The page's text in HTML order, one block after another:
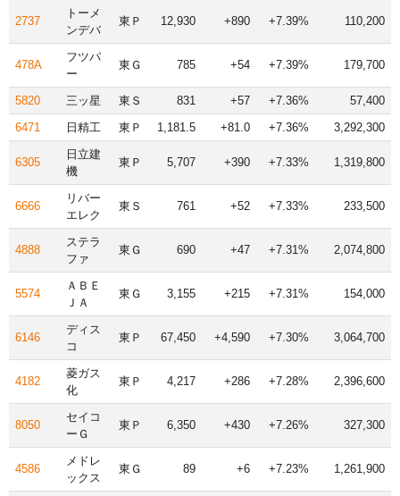
2737
トーメ
ンデバ
東Ｐ 12,930 +890 +7.39% 110,200
478A
フツパ
ー
東Ｇ 785 +54 +7.39% 179,700
5820 三ッ星 東Ｓ 831 +57 +7.36%
57,400
6471
日精工 東Ｐ 1,181.5 +81.0 +7.36% 3,292,300
6305
日立建
機
東Ｐ 5,707 +390 +7.33% 1,319,800
6666
リバー
エレク
東Ｓ 761 +52 +7.33% 233,500
4888
ステラ
ファ
東Ｇ 690 +47 +7.31% 2,074,800
5574
ＡＢＥ
ＪＡ
東Ｇ 3,155 +215 +7.31% 154,000
6146
ディス
コ
東Ｐ 67,450 +4,590 +7.30% 3,064,700
4182
菱ガス
化
東Ｐ 4,217 +286 +7.28% 2,396,600
8050
セイコ
ーＧ
東Ｐ 6,350 +430 +7.26% 327,300
4586
メドレ
ックス
東Ｇ 89 +6 +7.23% 1,261,900